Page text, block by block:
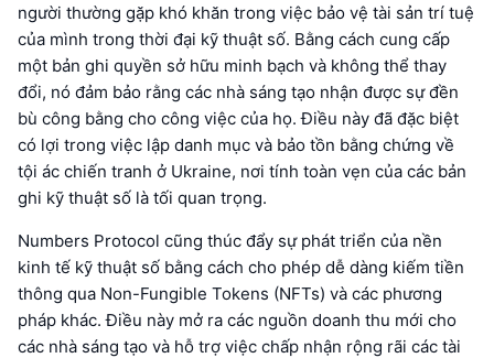
người thường gặp khó khăn trong việc bảo vệ tài sản trí tuệ
của mình trong thời đại kỹ thuật số. Bằng cách cung cấp
một bản ghi quyền sở hữu minh bạch và không thể thay
đổi, nó đảm bảo rằng các nhà sáng tạo nhận được sự đền
bù công bằng cho công việc của họ. Điều này đã đặc biệt
có lợi trong việc lập danh mục và bảo tồn bằng chứng về
tội ác chiến tranh ở Ukraine, nơi tính toàn vẹn của các bản
ghi kỹ thuật số là tối quan trọng.
Numbers Protocol cũng thúc đẩy sự phát triển của nền
kinh tế kỹ thuật số bằng cách cho phép dễ dàng kiếm tiền
thông qua Non-Fungible Tokens (NFTs) và các phương
pháp khác. Điều này mở ra các nguồn doanh thu mới cho
các nhà sáng tạo và hỗ trợ việc chấp nhận rộng rãi các tài